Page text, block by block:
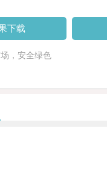
下载
，安全绿色